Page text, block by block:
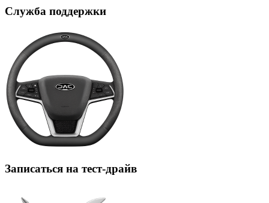
Служба поддержки
Записаться на тест-драйв